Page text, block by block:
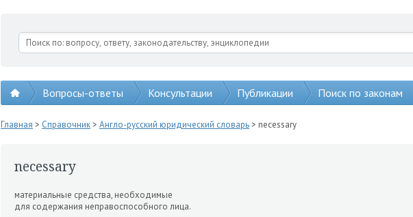
Вопросы-ответы Консультации Публикации Поиск по законам
Главная > Справочник> Англо-русский юридический словарь> necessary
necessary
материальные средства, не­обходимые
для содержания непра­воспособного лица.